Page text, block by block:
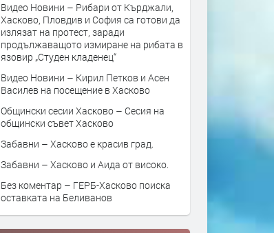
Видео Новини – Рибари от Кърджали,
Хасково, Пловдив и София са готови да
излязат на протест, заради
продължаващото измиране на рибата в
язовир „Студен кладенец“
Видео Новини – Кирил Петков и Асен
Василев на посещение в Хасково
Общински сесии Хасково – Сесия на
общински съвет Хасково
Забавни – Хасково е красив град.
Забавни – Хасково и Аида от високо.
Без коментар – ГЕРБ-Хасково поиска
оставката на Беливанов